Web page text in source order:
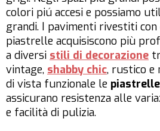
colori piú accesi e possiamo
grandi. I pavimenti rivestiti
piastrelle acquisiscono più
a diversi stili di decorazione
vintage, shabby chic, rustico e
di vista funzionale le
assicurano resistenza alle
e facilità di pulizia.